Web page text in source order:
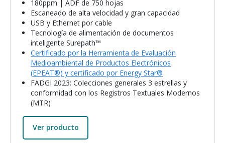
180ppm | ADF de 750 hojas
Escaneado de alta velocidad y gran capacidad
USB y Ethernet por cable
Tecnología de alimentación de documentos
inteligente Surepath™
Certificado por la Herramienta de Evaluación
Medioambiental de Productos Electrónicos
(EPEAT®) y certificado por Energy Star®
FADGI 2023: Colecciones generales 3 estrellas y
conformidad con los Registros Textuales Modernos
(MTR)
Ver producto